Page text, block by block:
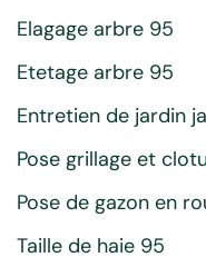
Elagage arbre 95
Etetage arbre 95
Entretien de jardin
Pose grillage et
Pose de gazon en
Taille de haie 95